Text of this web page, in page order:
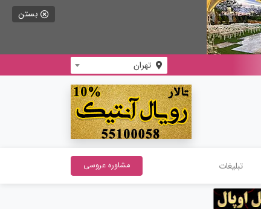
بستن
تهران
تبلیغات مشاوره عروسی